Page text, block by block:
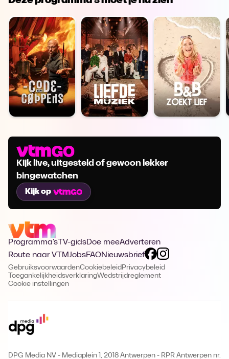
Kijk live, uitgesteld of gewoon lekker
bingewatchen
Kijk op
Programma's TV-gidsDoe meeAdverteren
Route naar VTMJobsFAQNieuwsbrief
GebruiksvoorwaardenCookiebeleid Privacybeleid
ToegankelijkheidsverklaringWedstrijdreglement
Cookie instellingen
DPG Media NV - Mediaplein 1, 2018 Antwerpen - RPR Antwerpen nr.